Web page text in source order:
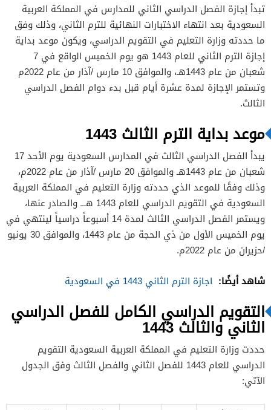
تبدأ إجازة الفصل الدراسي الثاني للمدارس في المملكة العربية
السعودية بعد انتهاء الاختبارات النهائية للترم الثاني، وذلك وفق
ما حددته وزارة التعليم في التقويم الدراسي، ويكون موعد بداية
إجازة الترم الثاني للعام 1443 هو يوم الخميس الواقع في 7
شعبان من عام 1443هـ، والموافق 10 مارس /آذار من عام 2022م
وتستمر الإجازة لمدة عشرة أيام قبل بدء دوام الفصل الدراسي
الثالث.
موعد بداية الترم الثالث 1443
يبدأ الفصل الدراسي الثالث في المدارس السعودية يوم الأحد 17
شعبان من عام 1443هـ والموافق 20 مارس /آذار من عام 2022م،
وذلك وفقًا للموعد الذي حددته وزارة التعليم في المملكة العربية
السعودية في التقويم الدراسي للعام 1443 هـــ والصادر عنها،
ويستمر الفصل الدراسي الثالث لمدة 14 أسبوعاً دراسياً لينتهي في
يوم الخميس الأول من ذي الحجة من عام 1443، والموافق 30 يونيو
/حزيران من عام 2022م.
شاهد أيضًا: اجازة الترم الثاني 1443 في السعودية
التقويم الدراسي الكامل للفصل الدراسي
الثاني والثالث 1443
حددت وزارة التعليم في المملكة العربية السعودية التقويم
الدراسي للعام 1443 للفصل الثاني والفصل الثالث وفق الجدول
الآتي: